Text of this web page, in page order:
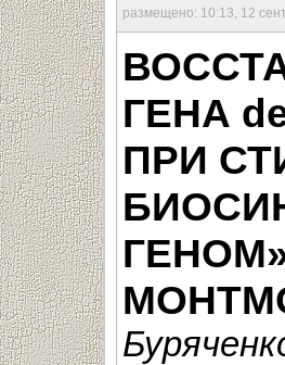
размещено: 10:13, 12
ГЕНА
ПРИ